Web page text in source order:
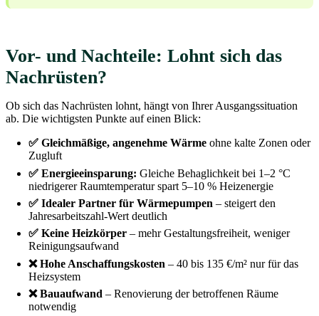
Vor- und Nachteile: Lohnt sich das
Nachrüsten?
Ob sich das Nachrüsten lohnt, hängt von Ihrer Ausgangssituation
ab. Die wichtigsten Punkte auf einen Blick:
✅ Gleichmäßige, angenehme Wärme ohne kalte Zonen oder
Zugluft
✅ Energieeinsparung: Gleiche Behaglichkeit bei 1–2 °C
niedrigerer Raumtemperatur spart 5–10 % Heizenergie
✅ Idealer Partner für Wärmepumpen – steigert den
Jahresarbeitszahl-Wert deutlich
✅ Keine Heizkörper – mehr Gestaltungsfreiheit, weniger
Reinigungsaufwand
❌ Hohe Anschaffungskosten – 40 bis 135 €/m² nur für das
Heizsystem
❌ Bauaufwand – Renovierung der betroffenen Räume
notwendig